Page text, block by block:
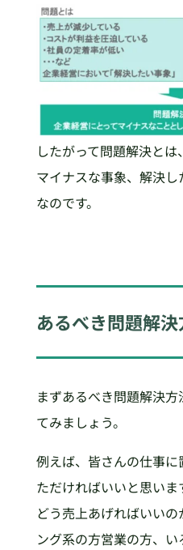
したがって問題解決と
マイナスな事象、解決
なのです。
あるべき問題解
まずあるべき問題解決
てみましょう。
例えば、皆さんの仕事
ただければいいと思い
どう売上あげればいい
ング系の方営業の方、